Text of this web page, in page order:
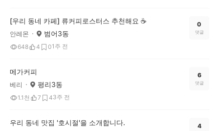
[우리 동네 카페] 류커피로스터스 추천해요 ☕️
안레몬 범어3동
648 4 01주 전
0
댓글
메가커피
베리 평리3동
1.1천 7 43주 전
6
댓글
우리 동네 맛집 '호시절'을 소개합니다. 4